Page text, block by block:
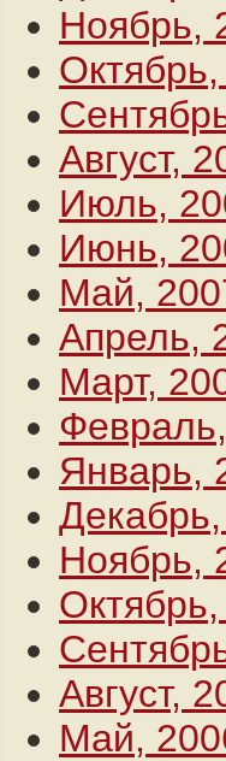
Ноябрь,
Август,
Июль,
Июнь,
Май,
Апрель,
Март,
Январь,
Ноябрь,
Август,
Май,